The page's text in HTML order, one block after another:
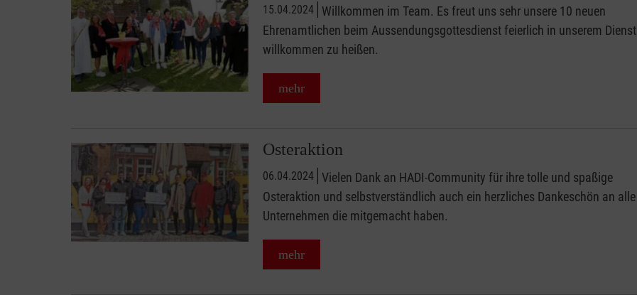
15.04.2024
Willkommen im Team. Es freut uns sehr unsere 10 neuen
Ehrenamtlichen beim Aussendungsgottesdienst feierlich in unserem Dienst
willkommen zu heißen.
mehr
Osteraktion
06.04.2024 Vielen Dank an HADI-Community für ihre tolle und spaßige
Osteraktion und selbstverständlich auch ein herzliches Dankeschön an alle
Unternehmen die mitgemacht haben.
mehr